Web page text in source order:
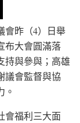
會昨（4）日舉
布大會圓滿落
持與參與；高雄
議會監督與協
。
會福利三大面